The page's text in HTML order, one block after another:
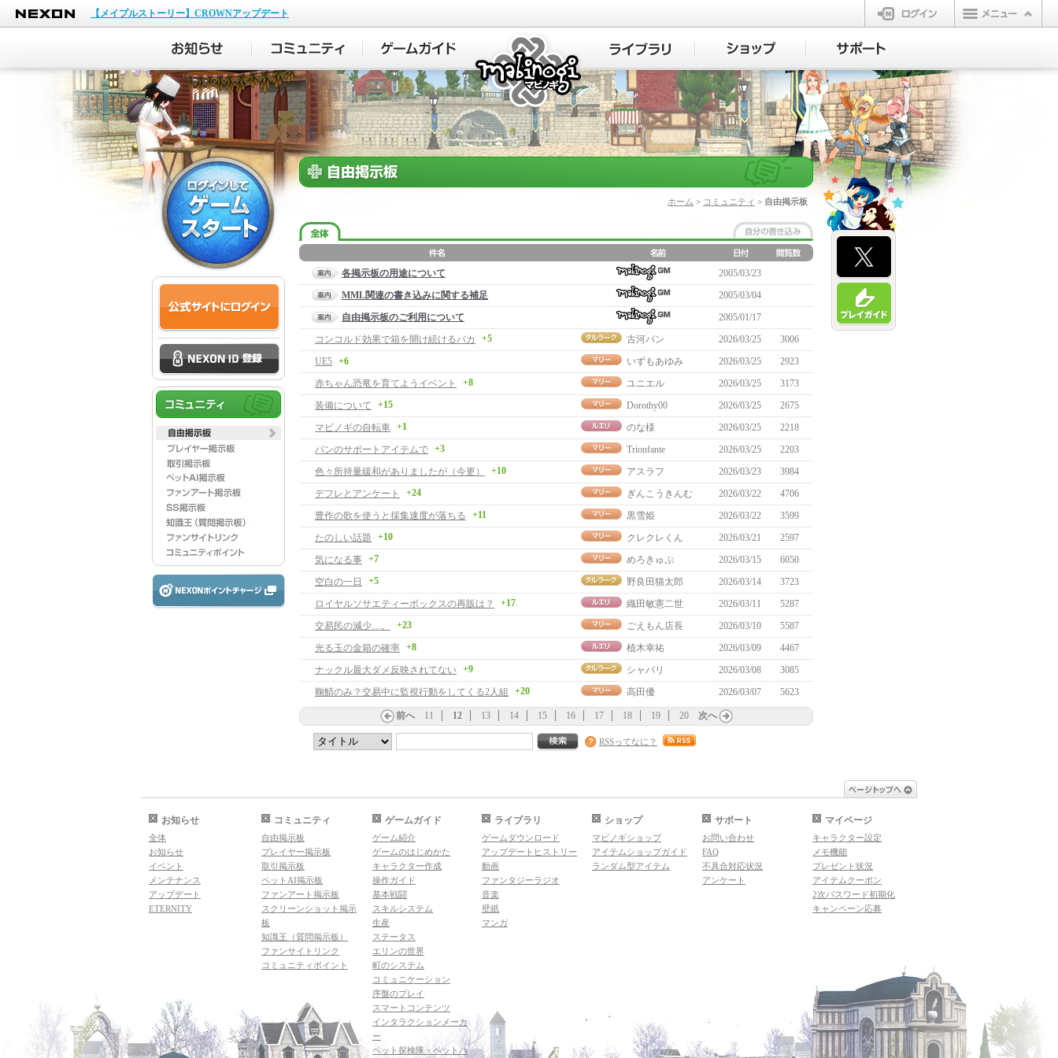
NEXON
【メイプルストーリー】CROWNアップデート
ログイン
マビノギ
ホーム > コミュニティ > 自由掲示板
各掲示板の用途について
2005/03/23
MML関連の書き込みに関する補足
2005/03/04
自由掲示板のご利用について
2005/01/17
コンコルド効果で箱を開け続けるバカ
+5 古河パン 2026/03/25
3006
UE5 +6 いずもあゆみ 2026/03/25
2923
赤ちゃん恐竜を育てようイベント
+8 ユニエル 2026/03/25
3173
装備について
+15 Dorothy00 2026/03/25
2675
マビノギの自転車 +1 のな様 2026/03/25
2218
パンのサポートアイテムで +3 Trionfante 2026/03/25
2203
色々所持量緩和がありましたが（今更）
+10 アスラフ 2026/03/23
3984
デフレとアンケート
+24 ぎんこうきんむ 2026/03/22
4706
豊作の歌を使うと採集速度が落ちる
+11 黒雪姫 2026/03/22
3599
たのしい話題
+10 クレクレくん 2026/03/21
2597
気になる事 +7 めろきゅぷ 2026/03/15
6050
空白の一日
+5 野良田猫太郎 2026/03/14
3723
ロイヤルソサエティーボックスの再販は？
+17 織田敏憲二世 2026/03/11
5287
交易民の減少…。
+23 ごえもん店長 2026/03/10
5587
光る玉の金箱の確率 +8 植木幸祐 2026/03/09
4467
ナックル最大ダメ反映されてない +9 シャバリ 2026/03/08
3085
鞠鯖のみ？交易中に監視行動をしてくる2人組
+20 高田優 2026/03/07 5623
前へ 11 12 13 14 15 16 17 18 19 20 次へ
RSSってなに？
お知らせ
全体
お知らせ
イベント
メンテナンス
アップデート
ETERNITY
コミュニティ
自由掲示板
プレイヤー掲示板
取引掲示板
ペットAI掲示板
ファンアート掲示板
スクリーンショット掲示
板
知識王（質問掲示板）
ファンサイトリンク
コミュニティポイント
ゲームガイド
ゲーム紹介
ゲームのはじめかた
キャラクター作成
操作ガイド
基本戦闘
スキルシステム
生産
ステータス
エリンの世界
町のシステム
コミュニケーション
序盤のプレイ
スマートコンテンツ
インタラクションメーカ
ー
ペット探検隊・ペットハ
ライブラリ
ゲームダウンロード
アップデートヒストリー
動画
ファンタジーラジオ
音楽
壁紙
マンガ
ショップ
マビノギショップ
アイテムショップガイド
ランダム型アイテム
サポート
お問い合わせ
FAQ
不具合対応状況
アンケート
マイページ
キャラクター設定
メモ機能
プレゼント状況
アイテムクーポン
2次パスワード初期化
キャンペーン応募